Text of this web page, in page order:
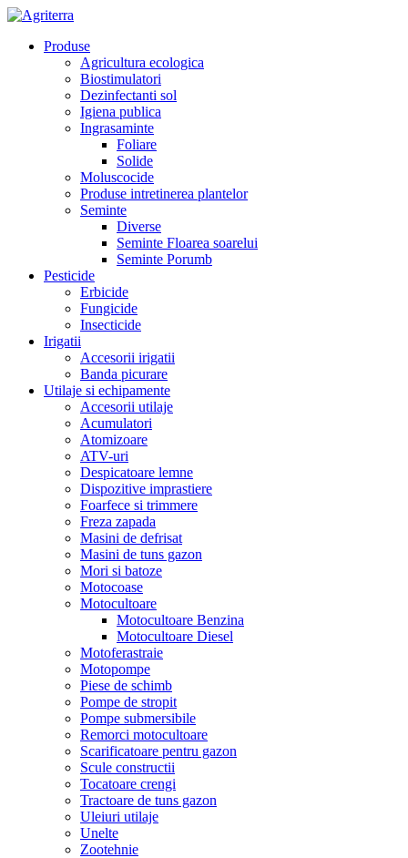
Produse
Agricultura ecologica
Biostimulatori
Dezinfectanti sol
Igiena publica
Ingrasaminte
Foliare
Solide
Moluscocide
Produse intretinerea plantelor
Seminte
Diverse
Seminte Floarea soarelui
Seminte Porumb
Pesticide
Erbicide
Fungicide
Insecticide
Irigatii
Accesorii irigatii
Banda picurare
Utilaje si echipamente
Accesorii utilaje
Acumulatori
Atomizoare
ATV-uri
Despicatoare lemne
Dispozitive imprastiere
Foarfece si trimmere
Freza zapada
Masini de defrisat
Masini de tuns gazon
Mori si batoze
Motocoase
Motocultoare
Motocultoare Benzina
Motocultoare Diesel
Motoferastraie
Motopompe
Piese de schimb
Pompe de stropit
Pompe submersibile
Remorci motocultoare
Scarificatoare pentru gazon
Scule constructii
Tocatoare crengi
Tractoare de tuns gazon
Uleiuri utilaje
Unelte
Zootehnie